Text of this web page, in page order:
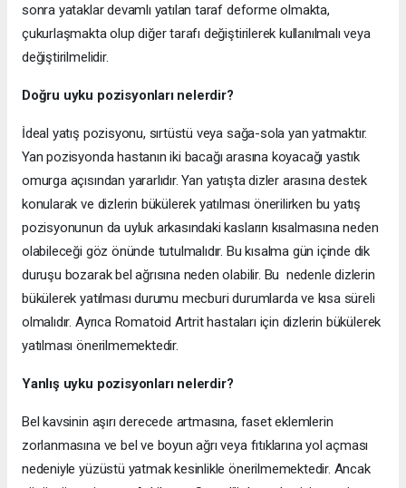
sonra yataklar devamlı yatılan taraf deforme olmakta,
çukurlaşmakta olup diğer tarafı değiştirilerek kullanılmalı veya
değiştirilmelidir.
Doğru uyku pozisyonları nelerdir?
İdeal yatış pozisyonu, sırtüstü veya sağa-sola yan yatmaktır.
Yan pozisyonda hastanın iki bacağı arasına koyacağı yastık
omurga açısından yararlıdır. Yan yatışta dizler arasına destek
konularak ve dizlerin bükülerek yatılması önerilirken bu yatış
pozisyonunun da uyluk arkasındaki kasların kısalmasına neden
olabileceği göz önünde tutulmalıdır. Bu kısalma gün içinde dik
duruşu bozarak bel ağrısına neden olabilir. Bu nedenle dizlerin
bükülerek yatılması durumu mecburi durumlarda ve kısa süreli
olmalıdır. Ayrıca Romatoid Artrit hastaları için dizlerin bükülerek
yatılması önerilmemektedir.
Yanlış uyku pozisyonları nelerdir?
Bel kavsinin aşırı derecede artmasına, faset eklemlerin
zorlanmasına ve bel ve boyun ağrı veya fıtıklarına yol açması
nedeniyle yüzüstü yatmak kesinlikle önerilmemektedir. Ancak